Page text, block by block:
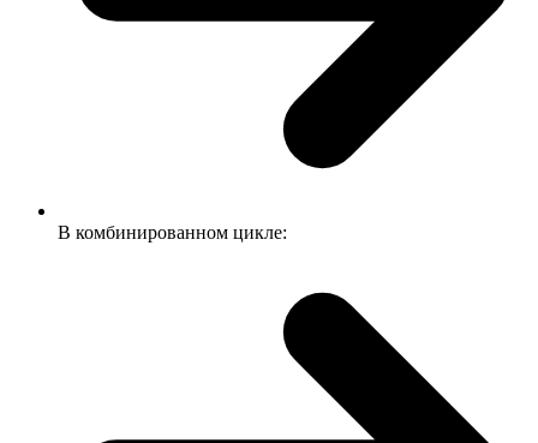
В комбинированном цикле: